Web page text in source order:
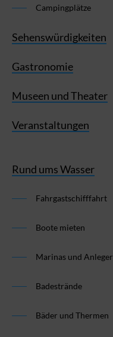
Campingplätze
Sehenswürdigkeiten
Gastronomie
Museen und Theater
Veranstaltungen
Rund ums Wasser
Fahrgastschifffahrt
Boote mieten
Marinas und Anleger
Badestrände
Bäder und Thermen